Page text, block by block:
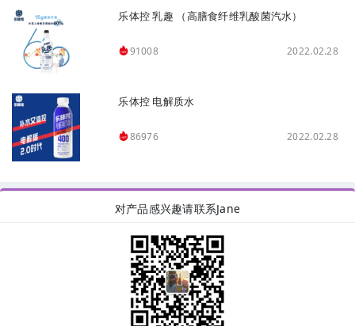
乐体控 乳趣 （高膳食纤维乳酸菌汽水）
91008 2022.02.28
乐体控 电解质水
86976 2022.02.28
对产品感兴趣请联系Jane